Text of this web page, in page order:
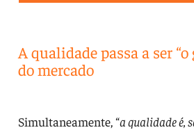
A qualidade passa a ser
do mercado
Simultaneamente, “a qualidade é,